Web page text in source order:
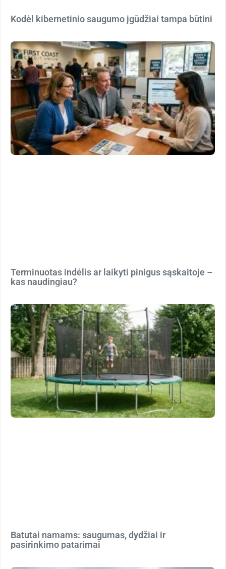
Kodėl kibernetinio saugumo įgūdžiai tampa būtini
Terminuotas indėlis ar laikyti pinigus sąskaitoje –
kas naudingiau?
Batutai namams: saugumas, dydžiai ir
pasirinkimo patarimai